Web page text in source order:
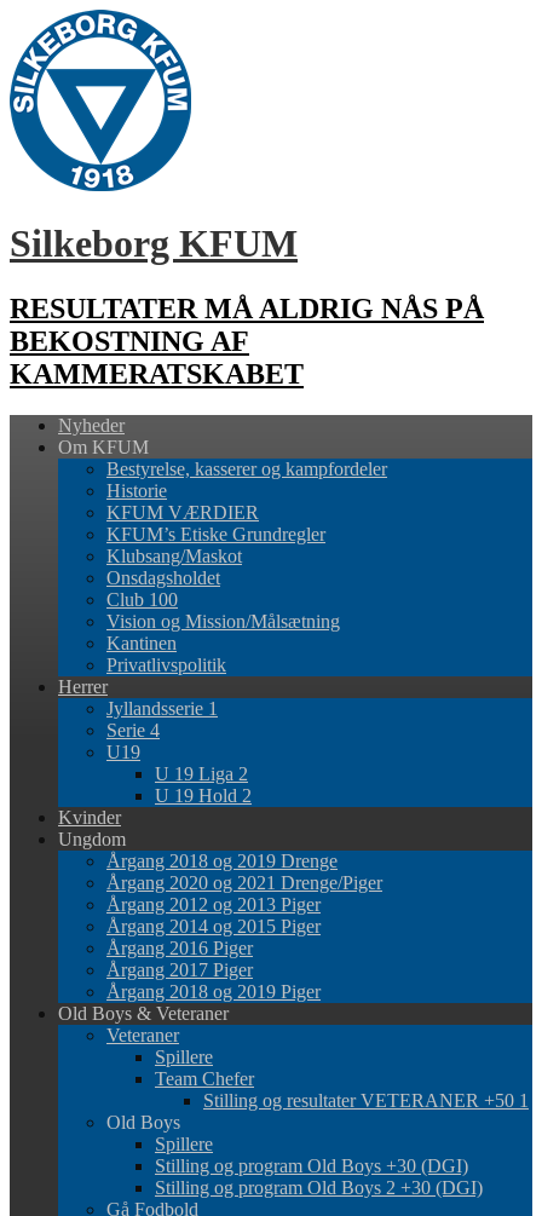
Silkeborg KFUM
RESULTATER MÅ ALDRIG NÅS PÅ
BEKOSTNING AF
KAMMERATSKABET
Nyheder
Om KFUM
Bestyrelse, kasserer og kampfordeler
Historie
KFUM VÆRDIER
KFUM’s Etiske Grundregler
Klubsang/Maskot
Onsdagsholdet
Club 100
Vision og Mission/Målsætning
Kantinen
Privatlivspolitik
Herrer
Jyllandsserie 1
Serie 4
U19
U 19 Liga 2
U 19 Hold 2
Kvinder
Ungdom
Årgang 2018 og 2019 Drenge
Årgang 2020 og 2021 Drenge/Piger
Årgang 2012 og 2013 Piger
Årgang 2014 og 2015 Piger
Årgang 2016 Piger
Årgang 2017 Piger
Årgang 2018 og 2019 Piger
Old Boys & Veteraner
Veteraner
Spillere
Team Chefer
Stilling og resultater VETERANER +50 1
Old Boys
Spillere
Stilling og program Old Boys +30 (DGI)
Stilling og program Old Boys 2 +30 (DGI)
Gå Fodbold